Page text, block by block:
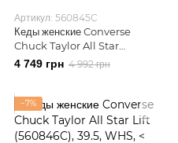
Артикул: 560845C
Кеды женские Converse
Chuck Taylor All Star
(560845C)
4 749 грн 4 992 грн
−7%